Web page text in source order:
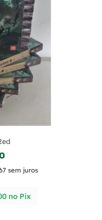
sem juros
no Pix